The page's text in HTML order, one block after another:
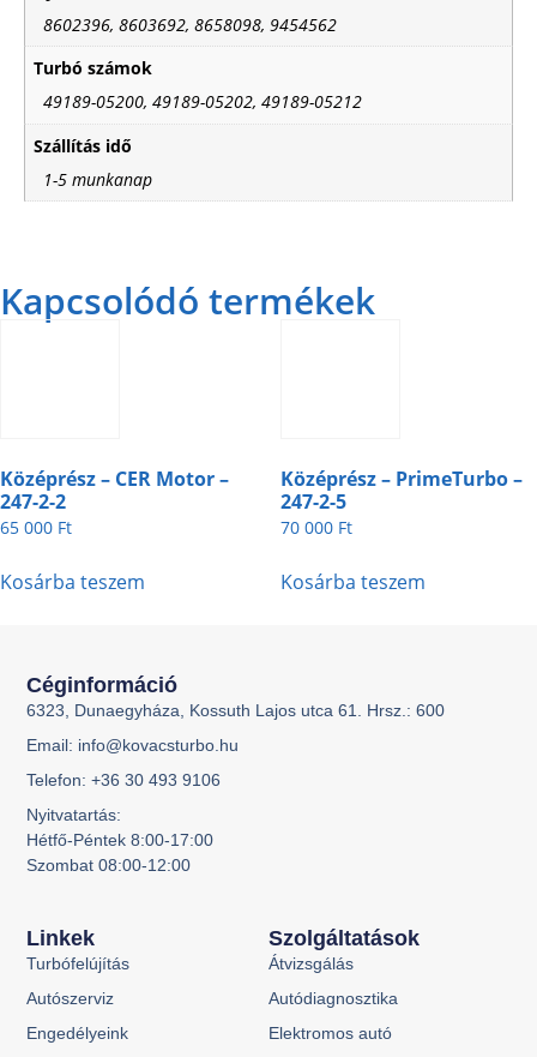
8602396, 8603692, 8658098, 9454562
Turbó számok
49189-05200, 49189-05202, 49189-05212
Szállítás idő
1-5 munkanap
Kapcsolódó termékek
Középrész – CER Motor –
247-2-2
65 000 Ft
Kosárba teszem
Középrész – PrimeTurbo –
247-2-5
70 000 Ft
Kosárba teszem
Szolgáltatások
Átvizsgálás
Autódiagnosztika
Elektromos autó
Linkek
Turbófelújítás
Autószerviz
Engedélyeink
Céginformáció
6323, Dunaegyháza, Kossuth Lajos utca 61. Hrsz.: 600
Email: info@kovacsturbo.hu
Telefon: +36 30 493 9106
Nyitvatartás:
Hétfő-Péntek 8:00-17:00
Szombat 08:00-12:00